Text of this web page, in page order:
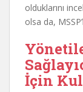
olduklarını
olsa da,
İçin